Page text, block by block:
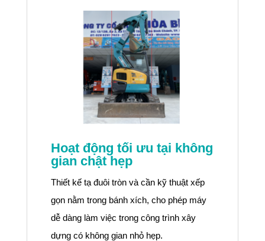
Hoạt động tối ưu tại không
gian chật hẹp
Thiết kế tạ đuôi tròn và cần kỹ thuật xếp
gọn nằm trong bánh xích, cho phép máy
dễ dàng làm việc trong công trình xây
dựng có không gian nhỏ hẹp.